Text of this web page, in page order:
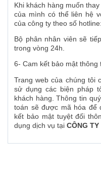
Khi khách hàng muốn
của mình có thể liên hệ
của công ty theo số
Bộ phân nhân viên sẽ
trong vòng 24h.
6- Cam kết bảo mật thông
Trang web của chúng tôi
sử dụng các biện pháp
khách hàng. Thông tin
toán sẽ được mã hóa để
kết bảo mật tuyệt đối
dụng dịch vụ tại CÔNG